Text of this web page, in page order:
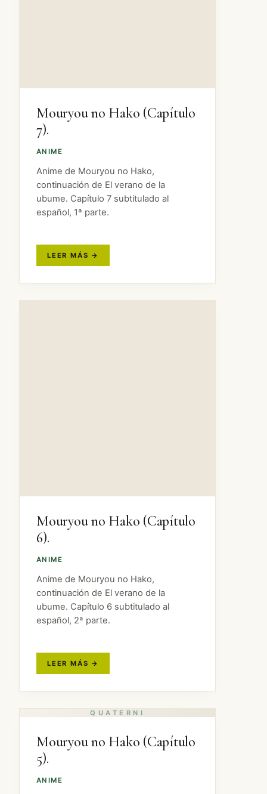
ANIME
Mouryou no Hako (Capítulo
7).
Anime de Mouryou no Hako,
continuación de El verano de la
ubume. Capítulo 7 subtitulado al
español, 1ª parte.
ANIME
Mouryou no Hako (Capítulo
6).
Anime de Mouryou no Hako,
continuación de El verano de la
ubume. Capítulo 6 subtitulado al
español, 2ª parte.
ANIME
Mouryou no Hako (Capítulo
5).